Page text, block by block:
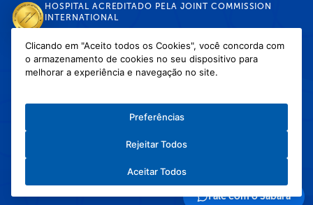
Fale com o Sabará
HOSPITAL ACREDITADO PELA JOINT COMMISSION
INTERNATIONAL
DISPONÍVEL NAS LOJAS
Política de Cookies
Copyright © 2026 Hospital Infantil Sabará — Todos os direitos reservados.
Clicando em "Aceito todos os Cookies", você concorda com
o armazenamento de cookies no seu dispositivo para
melhorar a experiência e navegação no site.
Preferências
Rejeitar Todos
Aceitar Todos